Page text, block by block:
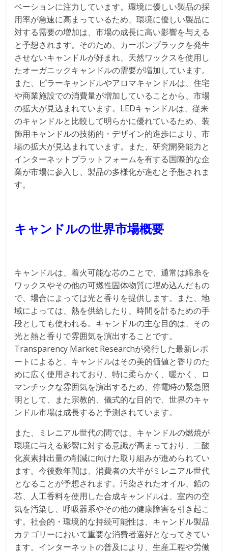
ベーションに注力しています。環境に優しい製品の採
用率が急速に高まっているため、環境に優しい製品に
対する需要の増加は、市場の成長に高い影響を与える
と予想されます。そのため、カーボンブラックを発生
させないキャンドルが好まれ、天然ワックスを使用し
たオーガニックキャンドルの需要が増加しています。
また、ピラーキャンドルやアロマキャンドルは、住宅
や商業施設での消費量が増加していることから、市場
の拡大が見込まれています。LEDキャンドルは、従来
のキャンドルと比較して明らかに優れているため、装
飾用キャンドルの技術的・デザイン的進歩により、市
場の拡大が見込まれています。また、研究開発能力と
インターネットプラットフォームを有する国際的な企
業が市場に参入し、製品の多様化が進むと予想されま
す。
キャンドルの世界市場概要
キャンドルは、着火可能な芯のことで、通常は綿糸を
ワックスやその他の可燃性固体物質に埋め込んだもの
で、場合によっては光と香りを提供します。また、地
域によっては、熱を供給したり、時間を計るための手
段としても使われる。キャンドルの主な目的は、その
光と熱と香りで雰囲気を演出することです。
Transparency Market Researchが発行した最新レポ
ートによると、キャンドルはその美的価値と香りのた
めに広く使用されており、特に柔らかく、暖かく、ロ
マンチックな雰囲気を演出するため、停電時の緊急照
明として、また宗教的、儀式的な目的で、世界のキャ
ンドル市場は成長すると予測されています。
また、ミレニアル世代の間では、キャンドルの燃焼が
環境に与える影響に対する意識が高まっており、二酸
化炭素排出量の削減に向けた取り組みが進められてい
ます。今後数年間は、消費者の大半がミレニアル世代
となることが予想されます。汚染されたオイル、鉛の
芯、人工香料を使用した合成キャンドルは、室内の空
気を汚染し、呼吸器系やその他の健康障害を引き起こ
す。社会的・環境的な持続可能性は、キャンドル製品
カテゴリーにおいて重要な消費者選好となってきてい
ます。インターネットの普及により、生産工程や労働